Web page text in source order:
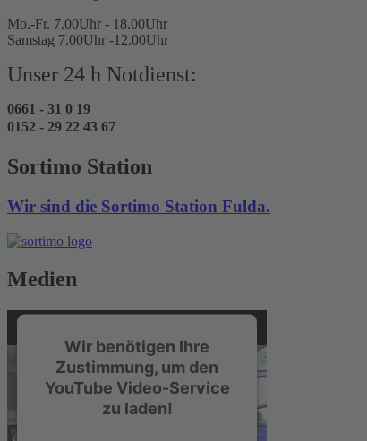
Mo.-Fr. 7.00Uhr - 18.00Uhr
Samstag 7.00Uhr -12.00Uhr
Unser 24 h Notdienst:
0661 - 31 0 19
0152 - 29 22 43 67
Sortimo Station
Wir sind die Sortimo Station Fulda.
Medien
Wir benötigen Ihre
Zustimmung, um den
YouTube Video-Service
zu laden!